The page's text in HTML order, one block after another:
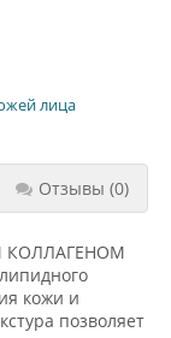
лица
Отзывы (0)
КОЛЛАГЕНОМ
кожи и
позволяет